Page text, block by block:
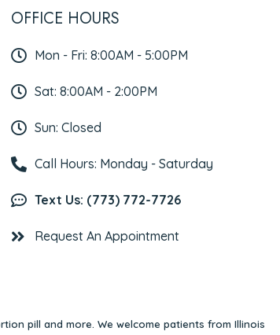
OFFICE HOURS
Mon - Fri: 8:00AM - 5:00PM
Sat: 8:00AM - 2:00PM
Sun: Closed
Call Hours: Monday - Saturday
Text Us: (773) 772-7726
Request An Appointment
pill and more. We welcome patients from Illinois